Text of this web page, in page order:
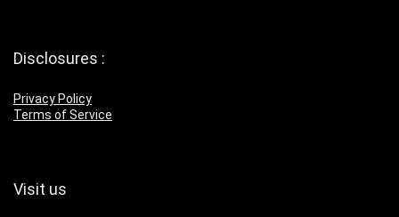
Disclosures :
Privacy Policy
Terms of Service
Visit us